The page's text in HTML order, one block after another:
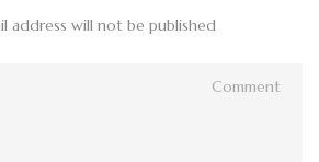
address will not be published.